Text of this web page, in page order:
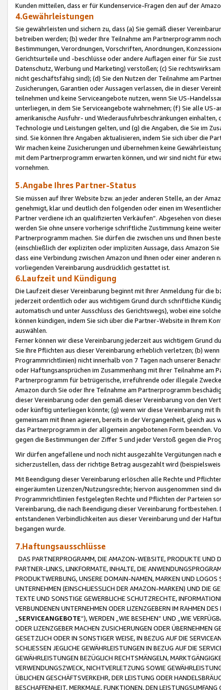
Kunden mitteilen, dass er für Kundenservice-Fragen den auf der
4.Gewährleistungen
Sie gewährleisten und sichern zu, dass (a) Sie gemäß dieser
betreiben werden; (b) weder Ihre Teilnahme am Partnerprogramm
Bestimmungen, Verordnungen, Vorschriften, Anordnungen,
Gerichtsurteile und -beschlüsse oder andere Auflagen einer für Sie
Datenschutz, Werbung und Marketing) verstoßen; (c) Sie
nicht geschäftsfähig sind); (d) Sie den Nutzen der Teilnahme am
Zusicherungen, Garantien oder Aussagen verlassen, die in dieser
teilnehmen und keine Serviceangebote nutzen, wenn Sie US-
unterliegen, in dem Sie Serviceangebote wahrnehmen; (f) Sie alle
amerikanische Ausfuhr- und Wiederausfuhrbeschränkungen
Technologie und Leistungen gelten, und (g) die Angaben, die Sie im
sind. Sie können Ihre Angaben aktualisieren, indem Sie sich über die
Wir machen keine Zusicherungen und übernehmen keine
mit dem Partnerprogramm erwarten können, und wir sind nicht für
vornehmen.
5.Angabe Ihres Partner-Status
Sie müssen auf Ihrer Website bzw. an jeder anderen Stelle, an der
genehmigt, klar und deutlich den folgenden oder einen im
Partner verdiene ich an qualifizierten Verkäufen“. Abgesehen von
werden Sie ohne unsere vorherige schriftliche Zustimmung keine
Partnerprogramm machen. Sie dürfen die zwischen uns und Ihnen
(einschließlich der expliziten oder impliziten Aussage, dass Amazon
dass eine Verbindung zwischen Amazon und Ihnen oder einer
vorliegenden Vereinbarung ausdrücklich gestattet ist.
6.Laufzeit und Kündigung
Die Laufzeit dieser Vereinbarung beginnt mit Ihrer Anmeldung für die
jederzeit ordentlich oder aus wichtigem Grund durch schriftliche
automatisch und unter Ausschluss des Gerichtswegs), wobei eine
können kündigen, indem Sie sich über die Partner-Website in Ihrem
auswählen.
Ferner können wir diese Vereinbarung jederzeit aus wichtigem Grund
Sie Ihre Pflichten aus dieser Vereinbarung erheblich verletzen; (b)
Programmrichtlinien) nicht innerhalb von 7 Tagen nach unserer
oder Haftungsansprüchen im Zusammenhang mit Ihrer Teilnahme am
Partnerprogramm für betrügerische, irreführende oder illegale
Amazon durch Sie oder Ihre Teilnahme am Partnerprogramm
dieser Vereinbarung oder den gemäß dieser Vereinbarung von den
oder künftig unterliegen könnte; (g) wenn wir diese Vereinbarung mit
gemeinsam mit Ihnen agieren, bereits in der Vergangenheit, gleich
das Partnerprogramm in der allgemein angebotenen Form beenden.
gegen die Bestimmungen der Ziffer 5 und jeder Verstoß gegen die
Wir dürfen angefallene und noch nicht ausgezahlte Vergütungen
sicherzustellen, dass der richtige Betrag ausgezahlt wird
Mit Beendigung dieser Vereinbarung erlöschen alle Rechte und
eingeräumten Lizenzen/Nutzungsrechte; hiervon ausgenommen sind
Programmrichtlinien festgelegten Rechte und Pflichten der Parteien
Vereinbarung, die nach Beendigung dieser Vereinbarung
entstandenen Verbindlichkeiten aus dieser Vereinbarung und der
begangen wurde.
7.Haftungsausschlüsse
DAS PARTNERPROGRAMM, DIE AMAZON-WEBSITE, PRODUKTE UND
PARTNER-LINKS, LINKFORMATE, INHALTE, DIE
PRODUKTWERBUNG, UNSERE DOMAIN-NAMEN, MARKEN UND
UNTERNEHMEN (EINSCHLIESSLICH DER AMAZON-MARKEN) UND DIE
TEXTE UND SONSTIGE GEWERBLICHE SCHUTZRECHTE,
VERBUNDENEN UNTERNEHMEN ODER LIZENZGEBERN IM RAHMEN
SERVICEANGEBOTE“), WERDEN „WIE BESEHEN“ UND „WIE
ODER LIZENZGEBER MACHEN ZUSICHERUNGEN ODER ÜBERNEHMEN
GESETZLICH ODER IN SONSTIGER WEISE, IN BEZUG AUF DIE
SCHLIESSEN JEGLICHE GEWÄHRLEISTUNGEN IN BEZUG AUF DIE
GEWÄHRLEISTUNGEN BEZÜGLICH RECHTSMÄNGELN,
VERWENDUNGSZWECK, NICHTVERLETZUNG SOWIE
ÜBLICHEN GESCHÄFTSVERKEHR, DER LEISTUNG ODER
BESCHAFFENHEIT, MERKMALE, FUNKTIONEN, DEN